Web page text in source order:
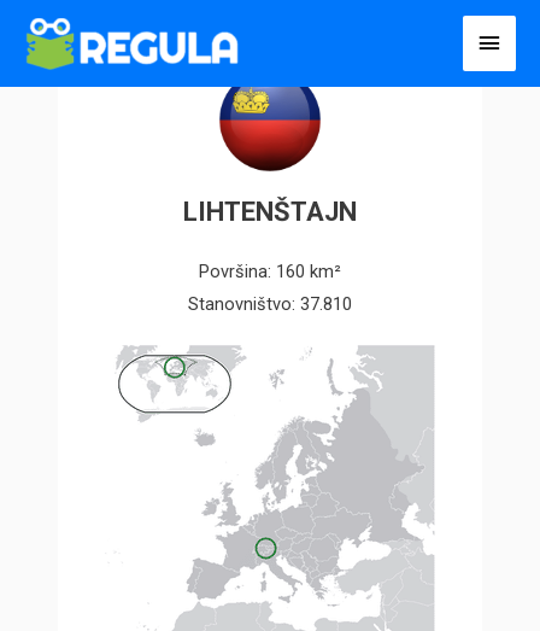
Пређи
LIHTENŠTAJN
Površina: 160 km²
Stanovništvo: 37.810